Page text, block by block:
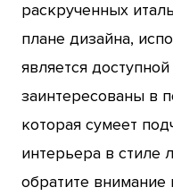
раскрученных
плане дизайна,
является
заинтересованы в
которая сумеет
интерьера в стиле
обратите